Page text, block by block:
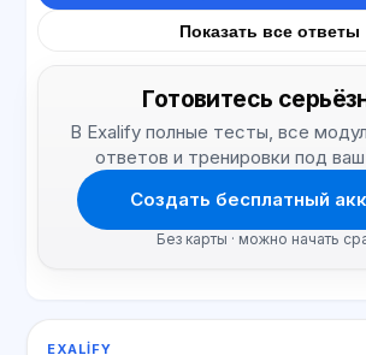
Показать все ответы
Готовитесь
В Exalify полные тесты, все
ответов и тренировки под
Создать бесплатный
Без карты · можно начать
EXALIFY